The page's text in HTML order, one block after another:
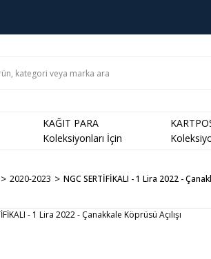
KAĞIT PARA
Koleksiyonları İçin
2020-2023 NGC SERTİFİKALI - 1 Lira 2022 -